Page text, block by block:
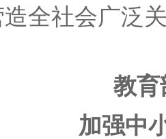
全社会广泛
教育
加强中小